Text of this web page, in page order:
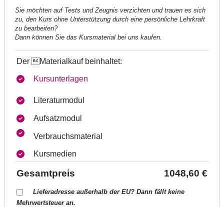
Sie möchten auf Tests und Zeugnis verzichten und trauen es sich
zu, den Kurs ohne Unterstützung durch eine persönliche Lehrkraft
zu bearbeiten?
Dann können Sie das Kursmaterial bei uns kaufen.
Der Materialkauf beinhaltet:
Kursunterlagen
Literaturmodul
Aufsatzmodul
Verbrauchsmaterial
Kursmedien
Gesamtpreis 1048,60 €
Lieferadresse außerhalb der EU? Dann fällt keine
Mehrwertsteuer an.